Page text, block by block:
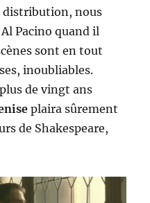
distribution, nous
Pacino quand il
sont en tout
inoubliables.
de vingt ans
plaira sûrement
de Shakespeare,